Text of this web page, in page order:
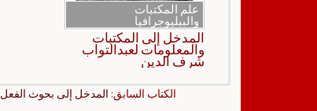
علم المكتبات
والببليوجرافيا
المدخل إلى المكتبات
والمعلومات لعبدالتواب
شرف الدين
الكتاب السابق: المدخل إلى بحوث الفعل